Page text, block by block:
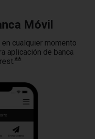
Móvil
cualquier momento
aplicación de banca
**